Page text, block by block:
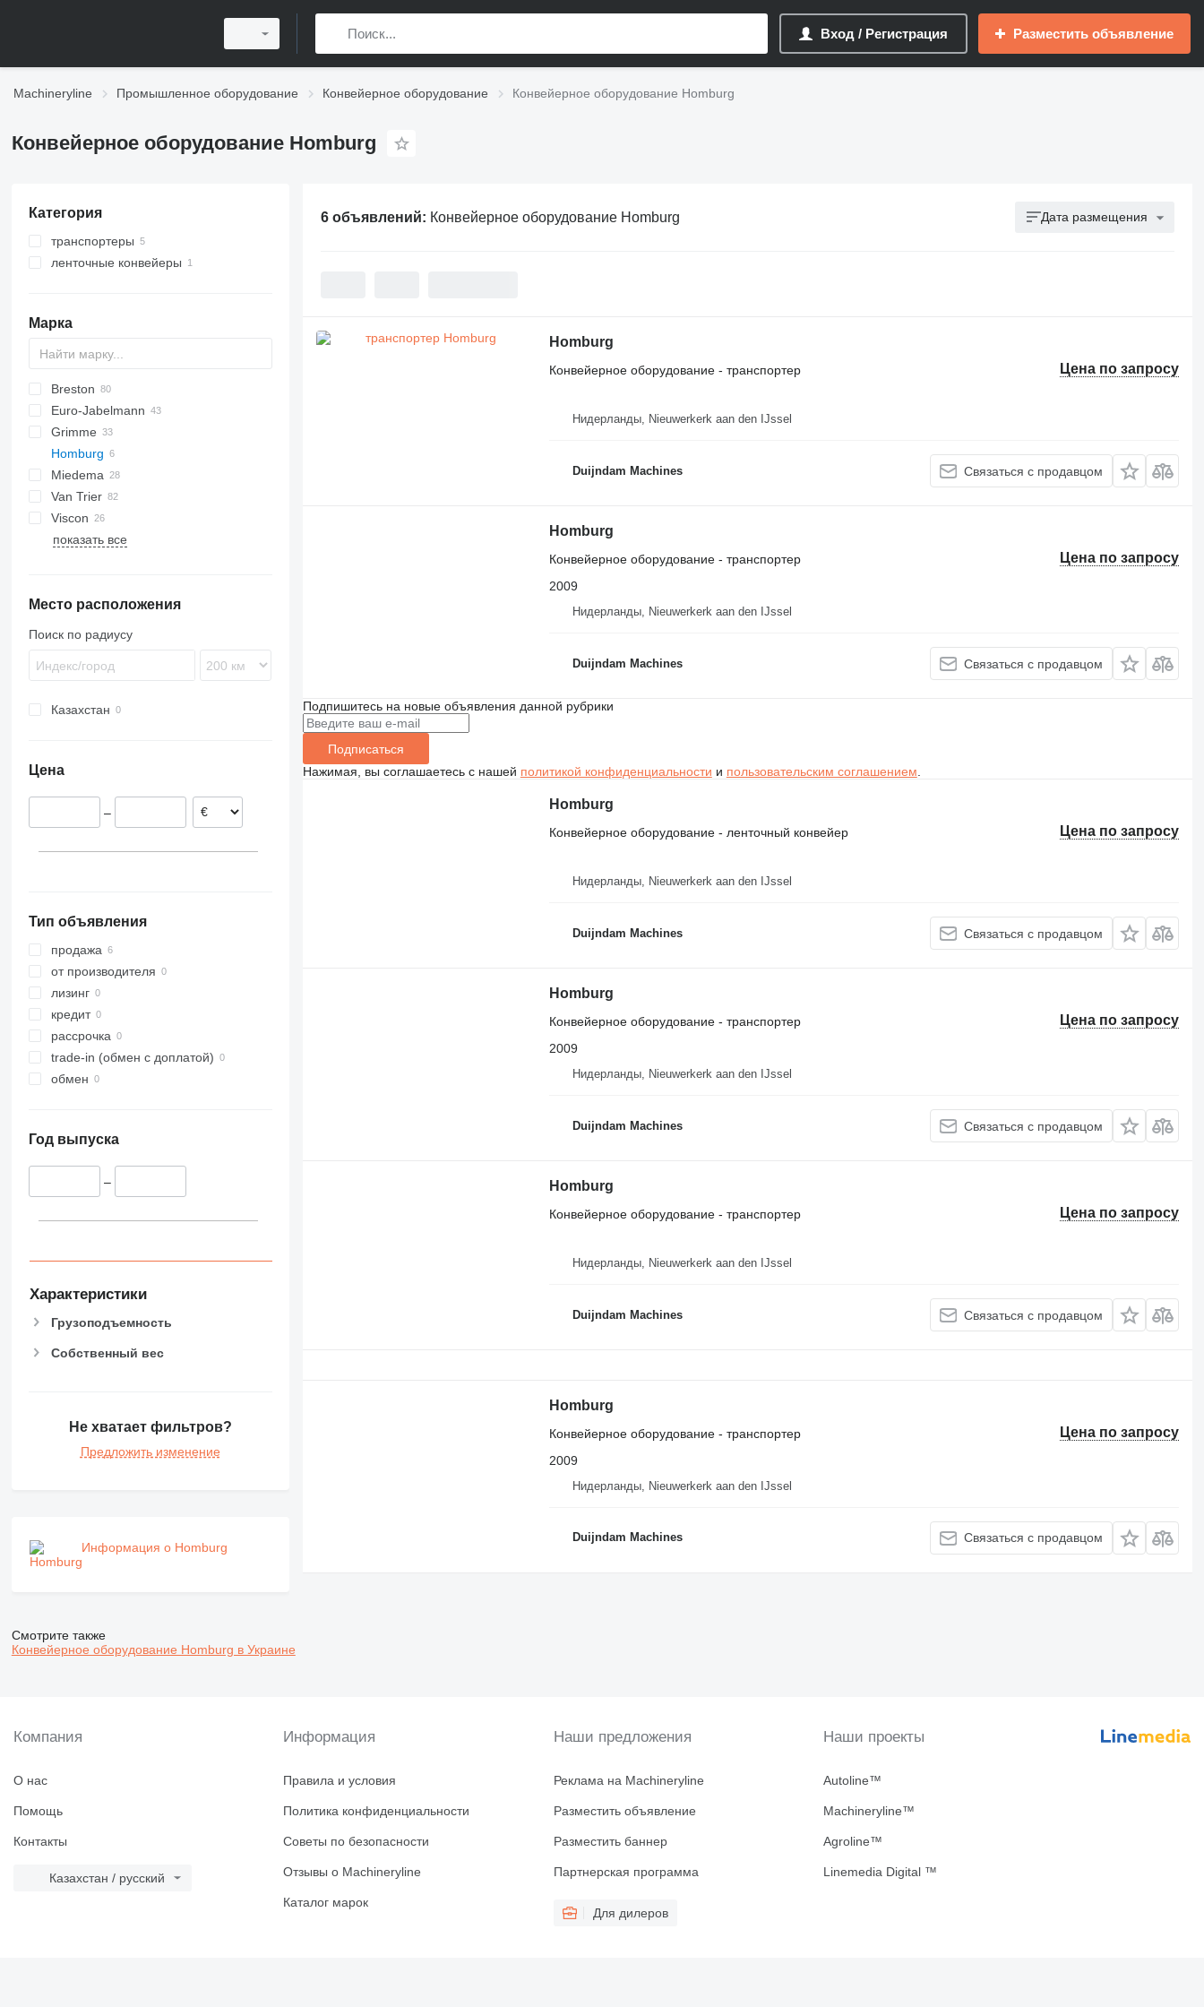
Вход / Регистрация Разместить объявление
Machineryline Промышленное оборудование Конвейерное оборудование Конвейерное оборудование Homburg
Конвейерное оборудование Homburg
Категория
транспортеры
ленточные конвейеры
Марка
BM
Breston
Euro-Jabelmann
Grimme
SE
SL
Homburg
Miedema
LBV
MC
SB
Van Trier
Viscon
W-series
показать все
Место расположения
Поиск по радиусу
Казахстан
Цена
–
Тип объявления
продажа
от производителя
лизинг
кредит
рассрочка
trade-in (обмен с доплатой)
обмен
Год выпуска
–
Характеристики
Грузоподъемность
Собственный вес
Не хватает фильтров?
Предложить изменение
Информация о Homburg
6 объявлений: Конвейерное оборудование Homburg Дата размещения
Homburg
Цена по запросу
Конвейерное оборудование - транспортер
Нидерланды, Nieuwerkerk aan den IJssel
Duijndam Machines Связаться с продавцом
Homburg
Цена по запросу
Конвейерное оборудование - транспортер
2009
Нидерланды, Nieuwerkerk aan den IJssel
Duijndam Machines Связаться с продавцом
Подпишитесь на новые объявления данной рубрики
Подписаться
Нажимая, вы соглашаетесь с нашей политикой конфиденциальности и пользовательским соглашением
Homburg
Цена по запросу
Конвейерное оборудование - ленточный конвейер
Нидерланды, Nieuwerkerk aan den IJssel
Duijndam Machines Связаться с продавцом
Homburg
Цена по запросу
Конвейерное оборудование - транспортер
2009
Нидерланды, Nieuwerkerk aan den IJssel
Duijndam Machines Связаться с продавцом
Homburg
Цена по запросу
Конвейерное оборудование - транспортер
Нидерланды, Nieuwerkerk aan den IJssel
Duijndam Machines Связаться с продавцом
Homburg
Цена по запросу
Конвейерное оборудование - транспортер
2009
Нидерланды, Nieuwerkerk aan den IJssel
Duijndam Machines Связаться с продавцом
Смотрите также
Конвейерное оборудование Homburg в Украине
Компания
О нас
Помощь
Контакты
Казахстан / русский
Информация
Правила и условия
Политика конфиденциальности
Советы по безопасности
Отзывы о Machineryline
Каталог марок
Наши предложения
Реклама на Machineryline
Разместить объявление
Разместить баннер
Партнерская программа
Для дилеров
Наши проекты
Autoline™
Machineryline™
Agroline™
Linemedia Digital ™